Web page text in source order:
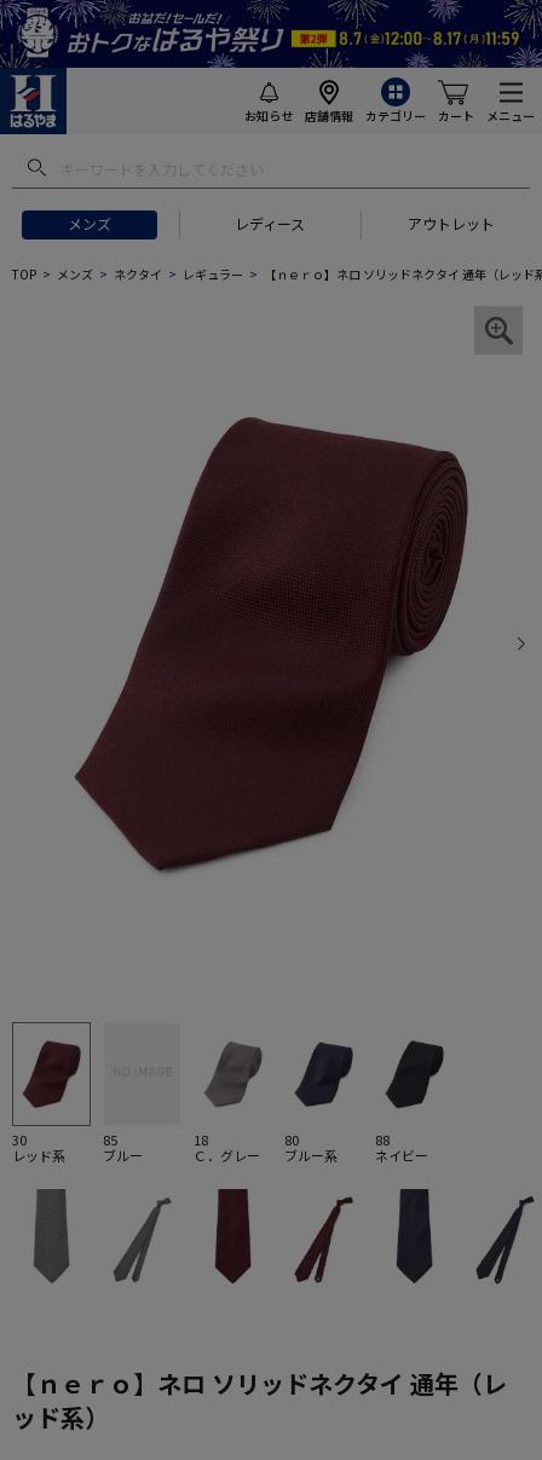
お知らせ 店舗情報 カテゴリー カート メニュー
メンズ レディース アウトレット
TOP メンズ ネクタイ レギュラー 【ｎｅｒｏ】ネロ ソリッドネクタイ 通年（レッド
30
レッド系
85
ブルー
18
Ｃ．グレー
80
ブルー系
88
ネイビー
【ｎｅｒｏ】ネロ ソリッドネクタイ 通年（レ
ッド系）